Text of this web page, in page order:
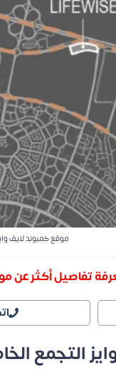
موقع كمبوند لايف
تفاصيل أكثر عن
التجمع